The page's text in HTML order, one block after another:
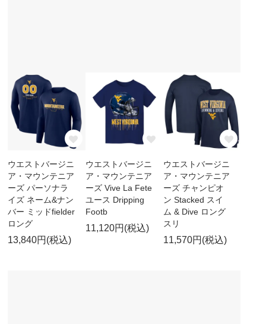
ウエストバージニ
ア・マウンテニア
ーズ パーソナラ
イズ ネーム&ナン
バー ミッドfielder
ロング
13,840円(税込)
ウエストバージニ
ア・マウンテニア
ーズ Vive La Fete
ユース Dripping
Footb
11,120円(税込)
ウエストバージニ
ア・マウンテニア
ーズ チャンピオ
ン Stacked スイ
ム & Dive ロング
スリ
11,570円(税込)